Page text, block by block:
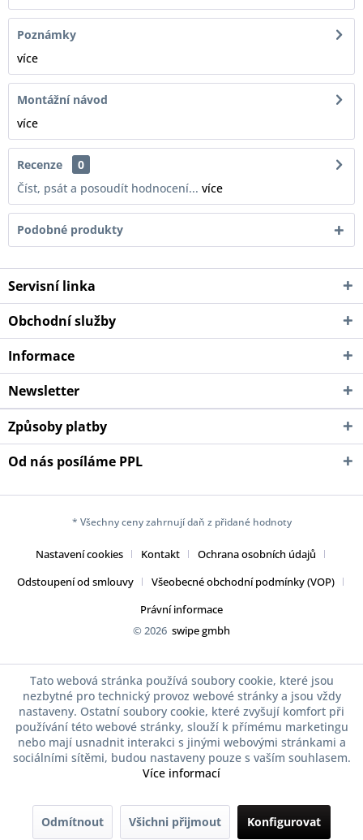
Poznámky
více
Montážní návod
více
Recenze
0
Číst, psát a posoudít hodnocení... více
Podobné produkty
Servisní linka
Obchodní služby
Informace
Newsletter
Způsoby platby
Od nás posíláme PPL
* Všechny ceny zahrnují daň z přidané hodnoty
Nastavení cookies Kontakt
Ochrana osobních údajů
Odstoupení od smlouvy
Všeobecné obchodní podmínky (VOP)
Právní informace
© 2026 swipe gmbh
Tato webová stránka používá soubory cookie, které jsou
nezbytné pro technický provoz webové stránky a jsou vždy
nastaveny. Ostatní soubory cookie, které zvyšují komfort při
používání této webové stránky, slouží k přímému marketingu
nebo mají usnadnit interakci s jinými webovými stránkami a
sociálními sítěmi, budou nastaveny pouze s vaším souhlasem.
Více informací
Odmítnout Všichni přijmout Konfigurovat